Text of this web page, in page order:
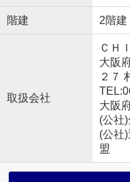
階建 2階建
取扱会社
ＣＨ
大阪
２７
大阪
(公社
(公社
盟